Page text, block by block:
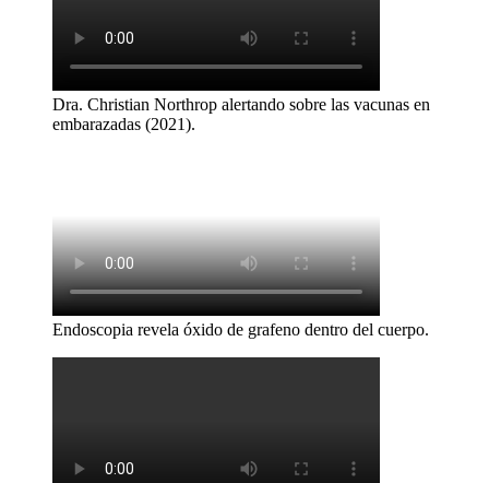
Dra. Christian Northrop alertando sobre las vacunas en
embarazadas (2021).
Endoscopia revela óxido de grafeno dentro del cuerpo.